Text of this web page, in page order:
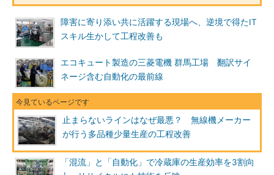
障害に寄り添い共に活躍する現場へ、逆境で得たIT
スキル生かして工程改善も
エコキュート製造の三菱電機 群馬工場 翻訳サイ
ネージ含む自動化の最前線
止まらないラインはなぜ最悪？ 無線機メーカー
が行う多品種少量生産の工程改善
「混流」と「自動化」で冷蔵庫の生産効率を3割向